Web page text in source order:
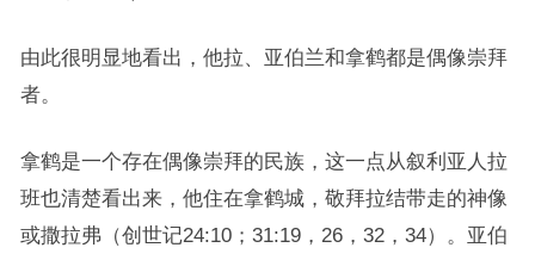
由此很明显地看出，他拉、亚伯兰和拿鹤都是偶像崇拜
者。
拿鹤是一个存在偶像崇拜的民族，这一点从叙利亚人拉
班也清楚看出来，他住在拿鹤城，敬拜拉结带走的神像
或撒拉弗（创世记24:10；31:19，26，32，34）。亚伯